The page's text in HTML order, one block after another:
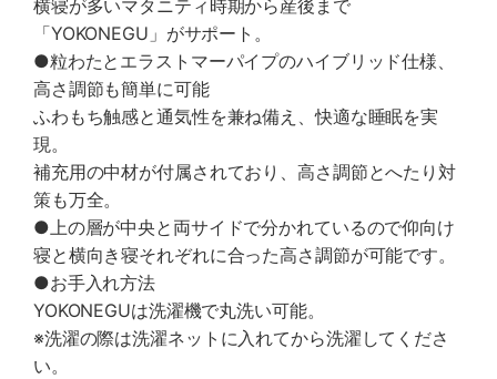
横寝が多いマタニティ時期から産後まで
「YOKONEGU」がサポート。
●粒わたとエラストマーパイプのハイブリッド仕様、
高さ調節も簡単に可能
ふわもち触感と通気性を兼ね備え、快適な睡眠を実
現。
補充用の中材が付属されており、高さ調節とへたり対
策も万全。
●上の層が中央と両サイドで分かれているので仰向け
寝と横向き寝それぞれに合った高さ調節が可能です。
●お手入れ方法
YOKONEGUは洗濯機で丸洗い可能。
※洗濯の際は洗濯ネットに入れてから洗濯してくださ
い。